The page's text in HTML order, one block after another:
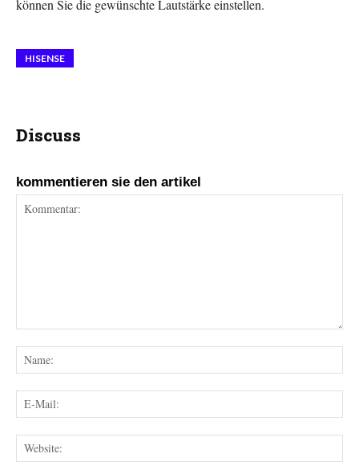
können Sie die gewünschte Lautstärke einstellen.
HISENSE
Discuss
kommentieren sie den artikel